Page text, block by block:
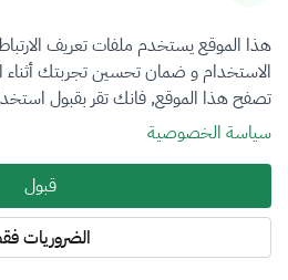
التصنيف
VFR1
فرع التقييم
المعادن الثمينة والاحجار الكريمة
هذا الموقع يستخدم ملفات تعريف
الاستخدام و ضمان تحسين تجربتك أثناء
تصفح هذا الموقع, فانك تقر بقبول
سياسة الخصوصية
قبول
الضروريات